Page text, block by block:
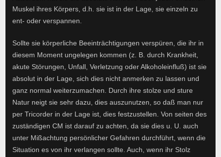
Muskel ihres Körpers, d.h. sie ist in der Lage, sie einzeln zu
ent- oder verspannen.
Sollte sie körperliche Beeinträchtigungen verspüren, die ihr in
diesem Moment ungelegen kommen (z. B. durch Krankheit,
akute Störungen, Unfall, Verletzung oder Alkoholeinfluß) ist sie
absolut in der Lage, sich dies nicht anmerken zu lassen und
ganz normal weiterzumachen. Durch ihre stolze und sture
Natur neigt sie sehr dazu, dies auszunutzen, so daß man nur
per Tricorder in der Lage ist, dies festzustellen. Von seiten des
zuständigen CM ist darauf zu achten, da sie dies u. U. auch
unter Mißachtung persönlicher Gefahren durchführt, wenn die
Situation es von ihr verlangen sollte. Auch, wenn ihr Stolz